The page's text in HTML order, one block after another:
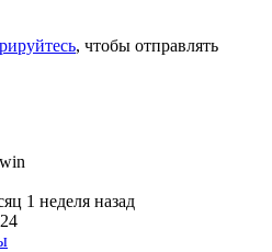
, чтобы отправлять
1 неделя назад